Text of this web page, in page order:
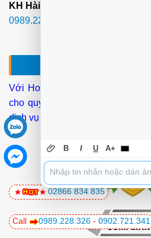
KH Hài lòng mới thanh toán phí.:
0989.228.326
Với Hơn
cho quý KH
dịch vụ tận nơi
Call 0989.228.326 - 0902.721.341
02866 834 835
B I U A+